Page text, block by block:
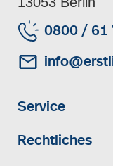
0800 / 61
Service
Rechtliches